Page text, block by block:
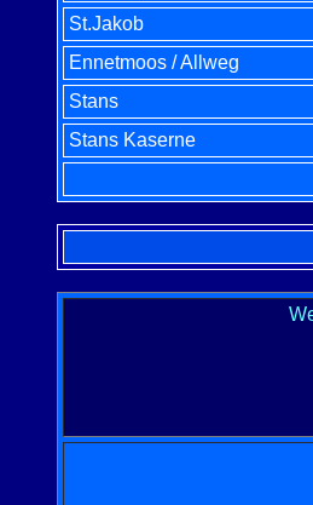
St.Jakob
Ennetmoos / Allweg
Stans
Stans Kaserne